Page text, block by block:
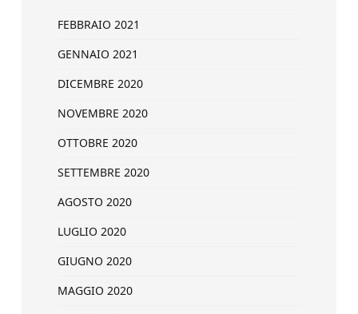
FEBBRAIO 2021
GENNAIO 2021
DICEMBRE 2020
NOVEMBRE 2020
OTTOBRE 2020
SETTEMBRE 2020
AGOSTO 2020
LUGLIO 2020
GIUGNO 2020
MAGGIO 2020